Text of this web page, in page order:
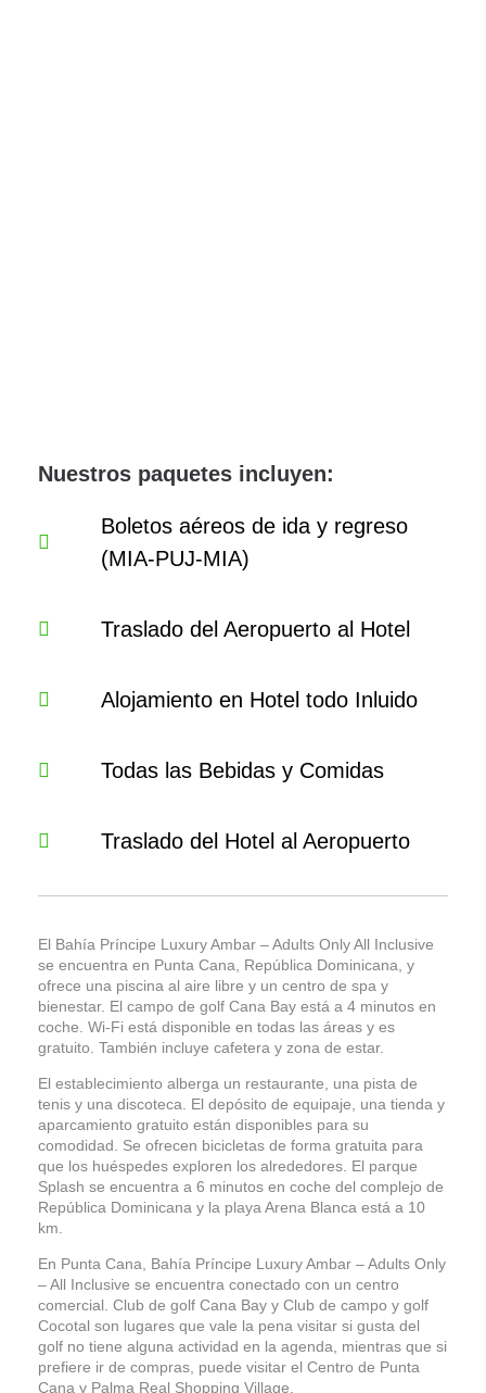
Nuestros paquetes incluyen:
Boletos aéreos de ida y regreso
(MIA-PUJ-MIA)
Traslado del Aeropuerto al Hotel
Alojamiento en Hotel todo Inluido
Todas las Bebidas y Comidas
Traslado del Hotel al Aeropuerto
El Bahía Príncipe Luxury Ambar – Adults Only All Inclusive
se encuentra en Punta Cana, República Dominicana, y
ofrece una piscina al aire libre y un centro de spa y
bienestar. El campo de golf Cana Bay está a 4 minutos en
coche. Wi-Fi está disponible en todas las áreas y es
gratuito. También incluye cafetera y zona de estar.
El establecimiento alberga un restaurante, una pista de
tenis y una discoteca. El depósito de equipaje, una tienda y
aparcamiento gratuito están disponibles para su
comodidad. Se ofrecen bicicletas de forma gratuita para
que los huéspedes exploren los alrededores. El parque
Splash se encuentra a 6 minutos en coche del complejo de
República Dominicana y la playa Arena Blanca está a 10
km.
En Punta Cana, Bahía Príncipe Luxury Ambar – Adults Only
– All Inclusive se encuentra conectado con un centro
comercial. Club de golf Cana Bay y Club de campo y golf
Cocotal son lugares que vale la pena visitar si gusta del
golf no tiene alguna actividad en la agenda, mientras que si
prefiere ir de compras, puede visitar el Centro de Punta
Cana y Palma Real Shopping Village.